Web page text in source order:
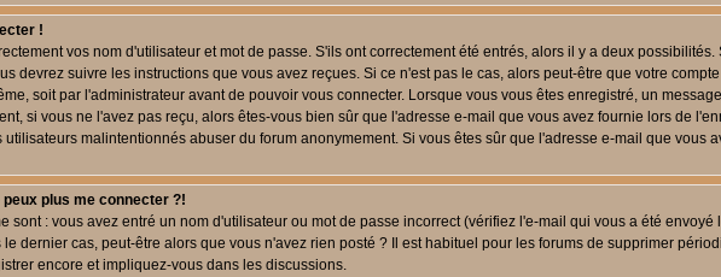
!
vos nom d'utilisateur et mot de passe. S'ils ont correctement été entrés, alors il y a deux
devrez suivre les instructions que vous avez reçues. Si ce n'est pas le cas, alors peut-être que votre
soit par l'administrateur avant de pouvoir vous connecter. Lorsque vous vous êtes enregistré, un
si vous ne l'avez pas reçu, alors êtes-vous bien sûr que l'adresse e-mail que vous avez fournie lors de
malintentionnés abuser du forum anonymement. Si vous êtes sûr que l'adresse e-mail que vous
plus me connecter ?!
sont : vous avez entré un nom d'utilisateur ou mot de passe incorrect (vérifiez l'e-mail qui vous a été
dernier cas, peut-être alors que vous n'avez rien posté ? Il est habituel pour les forums de supprimer
encore et impliquez-vous dans les discussions.